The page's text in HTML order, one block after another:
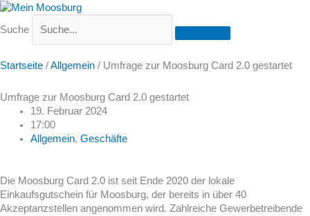
Suche
Startseite /Allgemein / Umfrage zur Moosburg Card 2.0 gestartet
Umfrage zur Moosburg Card 2.0 gestartet
19. Februar 2024
17:00
Allgemein, Geschäfte
Die Moosburg Card 2.0 ist seit Ende 2020 der lokale
Einkaufsgutschein für Moosburg, der bereits in über 40
Akzeptanzstellen angenommen wird. Zahlreiche Gewerbetreibende